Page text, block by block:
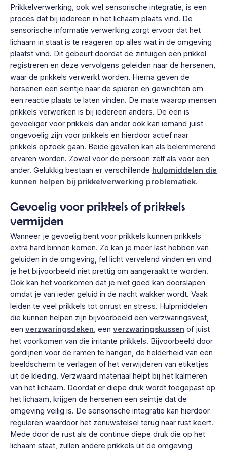
Prikkelverwerking, ook wel sensorische integratie, is een
proces dat bij iedereen in het lichaam plaats vind. De
sensorische informatie verwerking zorgt ervoor dat het
lichaam in staat is te reageren op alles wat in de omgeving
plaatst vind. Dit gebeurt doordat de zintuigen een prikkel
registreren en deze vervolgens geleiden naar de hersenen,
waar de prikkels verwerkt worden. Hierna geven de
hersenen een seintje naar de spieren en gewrichten om
een reactie plaats te laten vinden. De mate waarop mensen
prikkels verwerken is bij iedereen anders. De een is
gevoeliger voor prikkels dan ander ook kan iemand juist
ongevoelig zijn voor prikkels en hierdoor actief naar
prikkels opzoek gaan. Beide gevallen kan als belemmerend
ervaren worden. Zowel voor de persoon zelf als voor een
ander. Gelukkig bestaan er verschillende hulpmiddelen die
kunnen helpen bij prikkelverwerking problematiek.
Gevoelig voor prikkels of prikkels
vermijden
Wanneer je gevoelig bent voor prikkels kunnen prikkels
extra hard binnen komen. Zo kan je meer last hebben van
geluiden in de omgeving, fel licht vervelend vinden en vind
je het bijvoorbeeld niet prettig om aangeraakt te worden.
Ook kan het voorkomen dat je niet goed kan doorslapen
omdat je van ieder geluid in de nacht wakker wordt. Vaak
leiden te veel prikkels tot onrust en stress. Hulpmiddelen
die kunnen helpen zijn bijvoorbeeld een verzwaringsvest,
een verzwaringsdeken, een verzwaringskussen of juist
het voorkomen van die irritante prikkels. Bijvoorbeeld door
gordijnen voor de ramen te hangen, de helderheid van een
beeldscherm te verlagen of het verwijderen van etiketjes
uit de kleding. Verzwaard materiaal helpt bij het kalmeren
van het lichaam. Doordat er diepe druk wordt toegepast op
het lichaam, krijgen de hersenen een seintje dat de
omgeving veilig is. De sensorische integratie kan hierdoor
reguleren waardoor het zenuwstelsel terug naar rust keert.
Mede door de rust als de continue diepe druk die op het
lichaam staat, zullen andere prikkels uit de omgeving